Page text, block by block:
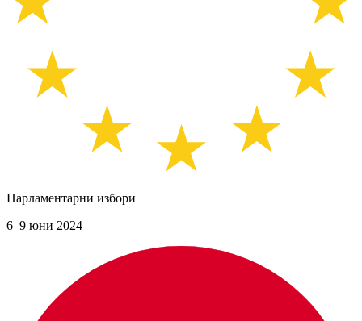
Парламентарни избори
6–9 юни 2024